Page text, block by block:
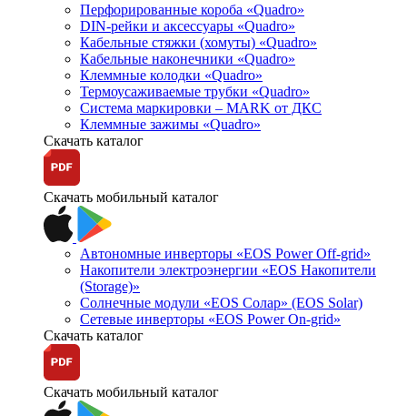
Перфорированные короба «Quadro»
DIN-рейки и аксессуары «Quadro»
Кабельные стяжки (хомуты) «Quadro»
Кабельные наконечники «Quadro»
Клеммные колодки «Quadro»
Термоусаживаемые трубки «Quadro»
Система маркировки – MARK от ДКС
Клеммные зажимы «Quadro»
Скачать каталог
Скачать мобильный каталог
Автономные инверторы «EOS Power Off-grid»
Накопители электроэнергии «EOS Накопители
(Storage)»
Солнечные модули «EOS Солар» (EOS Solar)
Сетевые инверторы «EOS Power On-grid»
Скачать каталог
Скачать мобильный каталог